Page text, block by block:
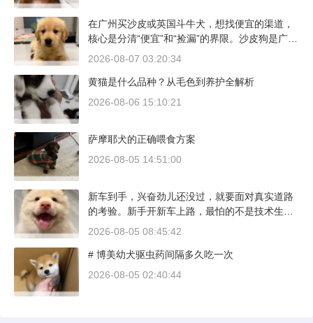
在广州买沙皮或英国斗牛犬，想找便宜的渠道，
核心是分清“便宜”和“捡漏”的界限。沙皮狗是广东
本地犬种，价格比北方城市有优势；英国斗牛犬
方和真实价格区间。
2026-08-07 03:20:34
黄猫是什么品种？从毛色到养护全解析
2026-08-06 15:10:21
萨摩耶犬的正确喂食方案
2026-08-05 14:51:00
新车到手，兴奋劲儿还没过，就要面对真实道路
的考验。新手开新车上路，最怕的不是技术生
疏，而是对车况和路况的双重陌生。磨合期内，
不超过100公里，这不是老司机的保守，而是活
塞和气缸壁需要时间完成精细贴合。多数车型说
2026-08-05 08:45:42
# 博美幼犬驱虫药间隔多久吃一次
2026-08-05 02:40:44